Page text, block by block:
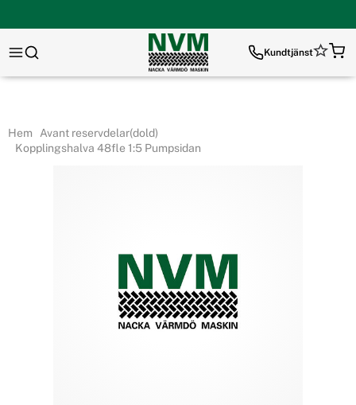
Kundtjänst
Hem
Avant reservdelar(dold)
Kopplingshalva 48fle 1:5 Pumpsidan